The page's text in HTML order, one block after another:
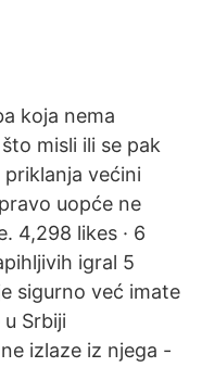
koja nema
misli ili se pak
većini
uopće ne
4,298 likes · 6
igral 5
sigurno već imate
Srbiji
izlaze iz njega -